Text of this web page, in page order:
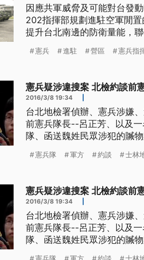
因應共軍威脅及可能對台發
202指揮部規劃進駐空軍閒
提升台北南邊的防衛量能，
憲兵 進駐 營區 憲兵指
憲兵疑涉違搜案 北檢約談前
2016/3/8 19:34
台北地檢署偵辦、憲兵涉嫌
前憲兵隊長--呂正芳、以及
隊、函送魏姓民眾涉犯的贓
兵被爆違法搜索案，8號下
憲兵隊 軍方 約談 士林
憲兵疑涉違搜案 北檢約談前
2016/3/8 19:34
台北地檢署偵辦、憲兵涉嫌
前憲兵隊長--呂正芳、以及
隊、函送魏姓民眾涉犯的贓
憲兵隊 軍方 約談 士林